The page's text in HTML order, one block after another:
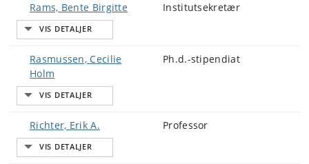
Rams, Bente Birgitte Institutsekretær
Rasmussen, Cecilie
Holm
Ph.d.-stipendiat
Richter, Erik A. Professor